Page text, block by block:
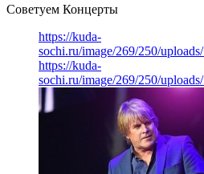
Советуем Концерты
https://kuda-
sochi.ru/image/269/250/
https://kuda-
sochi.ru/image/269/250/